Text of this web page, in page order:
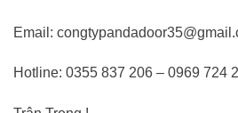
Email:
Hotline: 0355 837 206 – 0969 724